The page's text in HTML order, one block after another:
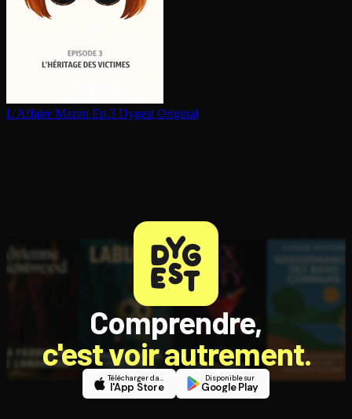
L'Affaire Mazan Ep.3 Dygest Original
Comprendre,
c'est voir autrement.
Télécharger dans
l'App Store
Disponible sur
Google Play